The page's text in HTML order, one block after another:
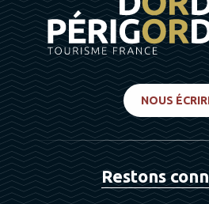
NOUS
Restons